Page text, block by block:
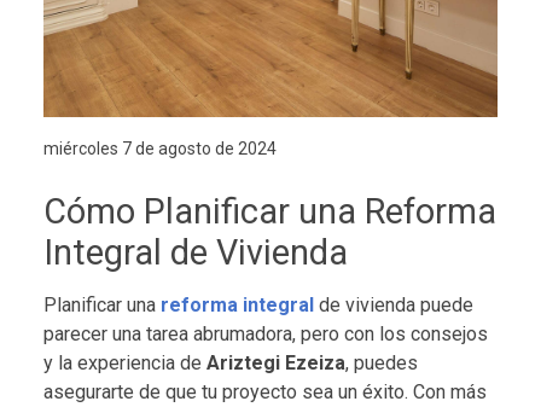
miércoles 7 de agosto de 2024
Cómo Planificar una Reforma
Integral de Vivienda
Planificar una reforma integral de vivienda puede
parecer una tarea abrumadora, pero con los consejos
y la experiencia de Ariztegi Ezeiza, puedes
asegurarte de que tu proyecto sea un éxito. Con más